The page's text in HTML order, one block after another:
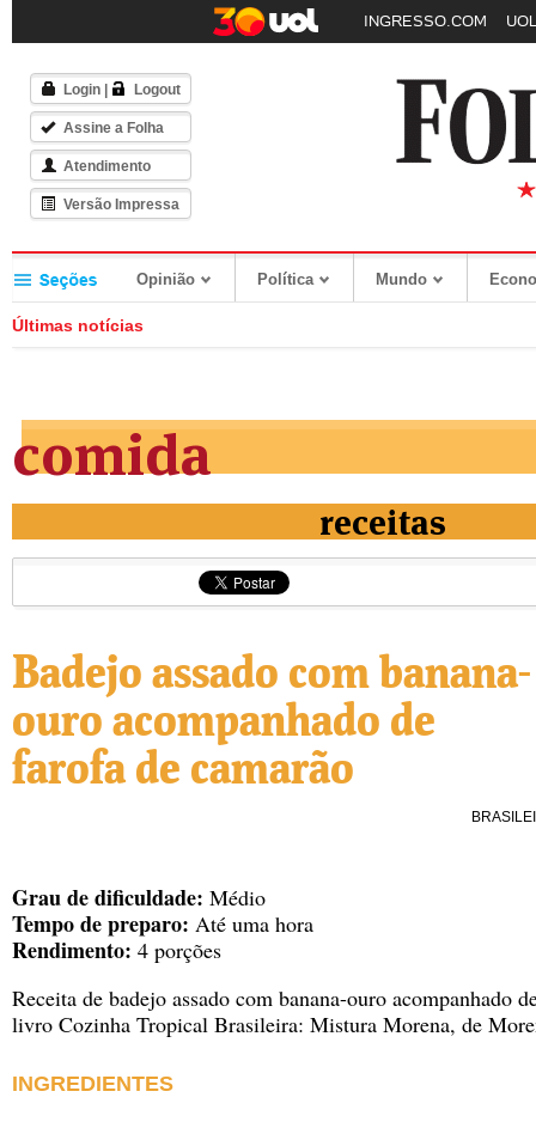
INGRESSO.COM
Login Logout
Assine a Folha
Atendimento
Versão Impressa
Opinião Política Mundo
Últimas notícias
comida
receitas
Badejo assado com banana-
ouro acompanhado de
farofa de camarão
Grau de dificuldade: Médio
Tempo de preparo: Até uma hora
Rendimento: 4 porções
Receita de badejo assado com banana-ouro acompanhado
livro Cozinha Tropical Brasileira: Mistura Morena, de
INGREDIENTES